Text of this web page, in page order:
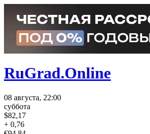
RuGrad.Online
08 августа, 22:00
суббота
$82,17
+ 0,76